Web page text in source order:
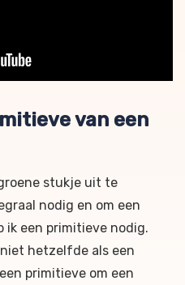
van een
stukje uit te
nodig en om een
ik een primitieve nodig.
hetzelfde als een
primitieve om een